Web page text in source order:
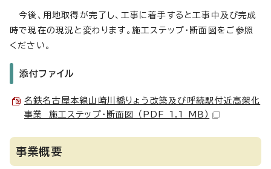
今後、用地取得が完了し、工事に着手すると工事中及び完成
時で現在の現況と変わります。施工ステップ・断面図をご参照
ください。
添付ファイル
名鉄名古屋本線山崎川橋りょう改築及び呼続駅付近高架化
事業 施工ステップ・断面図 （PDF 1.1 MB）
事業概要